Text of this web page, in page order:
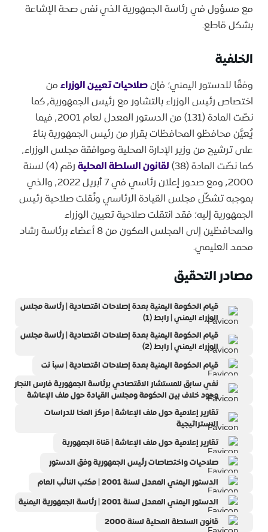
مع مسؤول في رئاسة الجمهورية الذي نفى صحة الإشاعة
بشكل قاطع.
الخلفية
وفقًا للدستور اليمني؛ فإنصلاحيات تعيين الوزراءمن
اختصاص رئيس الوزراء بالتشاور مع رئيس الجمهورية٬ كما
نصّت المادة (131) من الدستور المعدل لعام ٬2001 فيما
يُعيَّن محافظو المحافظات بقرار من رئيس الجمهورية بناءً
على ترشيح من وزير الإدارة المحلية وموافقة مجلس الوزراء٬
كما نصّت المادة (38)
لقانون السلطة المحلية
رقم (4) لسنة
٬2000 ومع صدور إعلان رئاسي في 7 أبريل ٬2022 والذي
بموجبه تشكّل مجلس القيادة الرئاسي ونُقلت صلاحية رئيس
الجمهورية إليه؛ فقد انتقلت صلاحية تعيين الوزراء
والمحافظين إلى المجلس المكون من 8 أعضاء برئاسة رشاد
محمد العليمي.
مصادر التحقيق
قيام الحكومة اليمنية بعدة إصلاحات اقتصادية | رئاسة مجلس
الوزراء اليمني | رابط (1)
قيام الحكومة اليمنية بعدة إصلاحات اقتصادية | رئاسة مجلس
الوزراء اليمني | رابط (2)
قيام الحكومة اليمنية بعدة إصلاحات اقتصادية | سبأ نت
نفي سابق للمستشار الاقتصادي برئاسة الجمهورية فارس النجار
وجود خلاف بين الحكومة ومجلس القيادة حول ملف الإعاشة
تقارير إعلامية حول ملف الإعاشة | ‎مركز المخا للدراسات
الاستراتيجية‎
تقارير إعلامية حول ملف الإعاشة | ‎قناة الجمهورية
صلاحيات واختصاصات رئيس الجمهورية وفق الدستور
الدستور اليمني المعدل لسنة 2001 | مكتب النائب العام
الدستور اليمني المعدل لسنة 2001 | رئاسة الجمهورية اليمنية
قانون السلطة المحلية لسنة 2000